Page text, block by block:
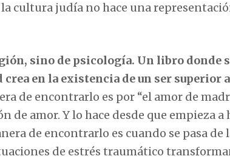
cultura judía no hace una
sino de psicología. Un libro donde
en la existencia de un ser superior
de encontrarlo es por “el amor de
de amor. Y lo hace desde que empieza a
de encontrarlo es cuando se pasa de
de estrés traumático